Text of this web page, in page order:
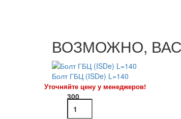
ВОЗМОЖНО,
Болт ГБЦ (ISDe) L=140
Уточняйте цену у менеджеров!
300